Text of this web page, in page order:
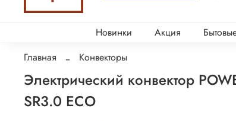
Новинки Акция
Главная
Конвекторы
Электрический конвектор POWERAIR by ZILON Уют ZHC-SR3.0
SR3.0 ECO